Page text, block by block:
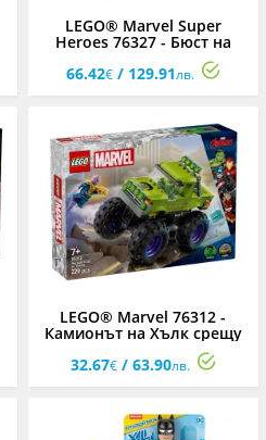
LEGO® Marvel Super
Heroes 76327 - Бюст на
Железния човек MK4
66.42€/ 129.91лв.
LEGO® Marvel 76312 -
Камионът на Хълк срещу
32.67€/ 63.90лв.